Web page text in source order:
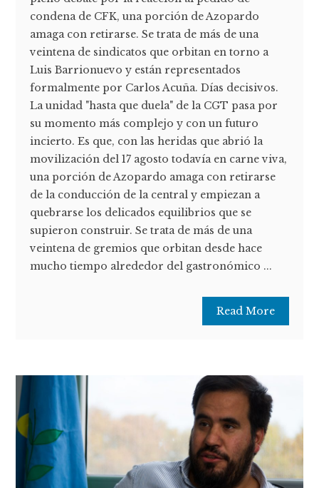
condena de CFK, una porción de Azopardo
amaga con retirarse. Se trata de más de una
veintena de sindicatos que orbitan en torno a
Luis Barrionuevo y están representados
formalmente por Carlos Acuña. Días decisivos.
La unidad "hasta que duela" de la CGT pasa por
su momento más complejo y con un futuro
incierto. Es que, con las heridas que abrió la
movilización del 17 agosto todavía en carne viva,
una porción de Azopardo amaga con retirarse
de la conducción de la central y empiezan a
quebrarse los delicados equilibrios que se
supieron construir. Se trata de más de una
veintena de gremios que orbitan desde hace
mucho tiempo alrededor del gastronómico ...
Read More